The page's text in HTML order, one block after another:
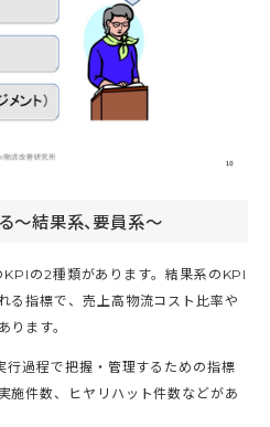
〜結果系、要員系〜
の2種類があります。結果系のKPI
る指標で、売上高物流コスト比率や
ります。
過程で把握・管理するための指標
施件数、ヒヤリハット件数などがあ